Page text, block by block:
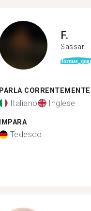
F.
Sassari
PARLA CORRENTEMENTE
Italiano Inglese
IMPARA
Tedesco